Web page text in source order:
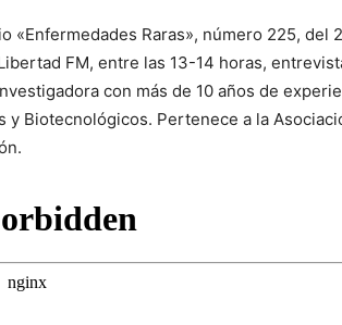
«Enfermedades Raras», número 225, del
FM, entre las 13-14 horas,
con más de 10 años de
y Biotecnológicos. Pertenece a la